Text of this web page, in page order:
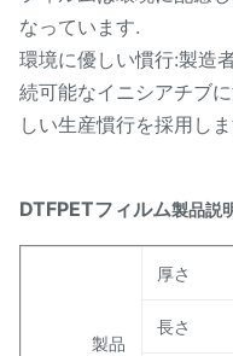
なっています.
環境に優しい慣行:製造
続可能なイニシアチブ
しい生産慣行を採用し
DTFPETフィルム製品説
製品
厚さ
長さ